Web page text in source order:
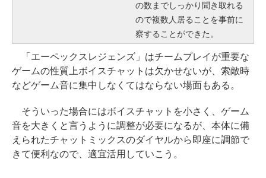
の数までしっかり聞き取れる
ので複数人居ることを事前に
察することができた。
「エーペックスレジェンズ」はチームプレイが重要な
ゲームの性質上ボイスチャットは欠かせないが、索敵時
などゲーム音に集中しなくてはならない場面もある。
そういった場合にはボイスチャットを小さく、ゲーム
音を大きくと言うように調整が必要になるが、本体に備
えられたチャットミックスのダイヤルから即座に調節で
きて便利なので、適宜活用していこう。